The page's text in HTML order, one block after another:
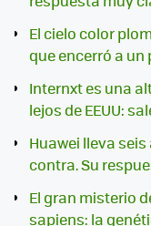
El cielo color
que encerró a
Internxt es una
lejos de EEUU:
Huawei lleva
contra. Su
El gran misterio
sapiens: la